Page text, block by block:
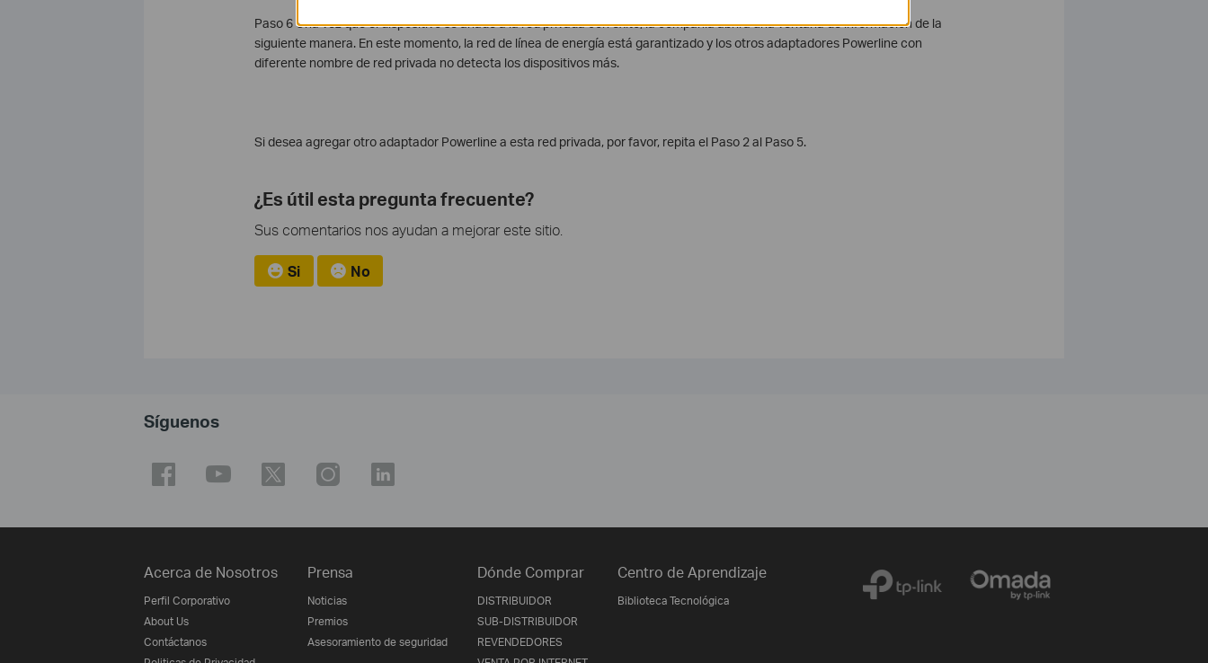
Paso 6 Una vez que el dispositivo se añade a la red privada con éxito, la compañía abrirá una ventana de información de la
siguiente manera. En este momento, la red de línea de energía está garantizado y los otros adaptadores Powerline con
diferente nombre de red privada no detecta los dispositivos más.
Si desea agregar otro adaptador Powerline a esta red privada, por favor, repita el Paso 2 al Paso 5.
¿Es útil esta pregunta frecuente?
Sus comentarios nos ayudan a mejorar este sitio.
Si No
Síguenos
Acerca de Nosotros
Perfil Corporativo
About Us
Contáctanos
Prensa
Noticias
Premios
Asesoramiento de seguridad
Dónde Comprar
DISTRIBUIDOR
SUB-DISTRIBUIDOR
REVENDEDORES
Centro de Aprendizaje
Biblioteca Tecnológica